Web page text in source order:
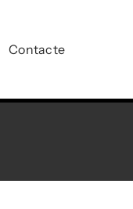
Contacte